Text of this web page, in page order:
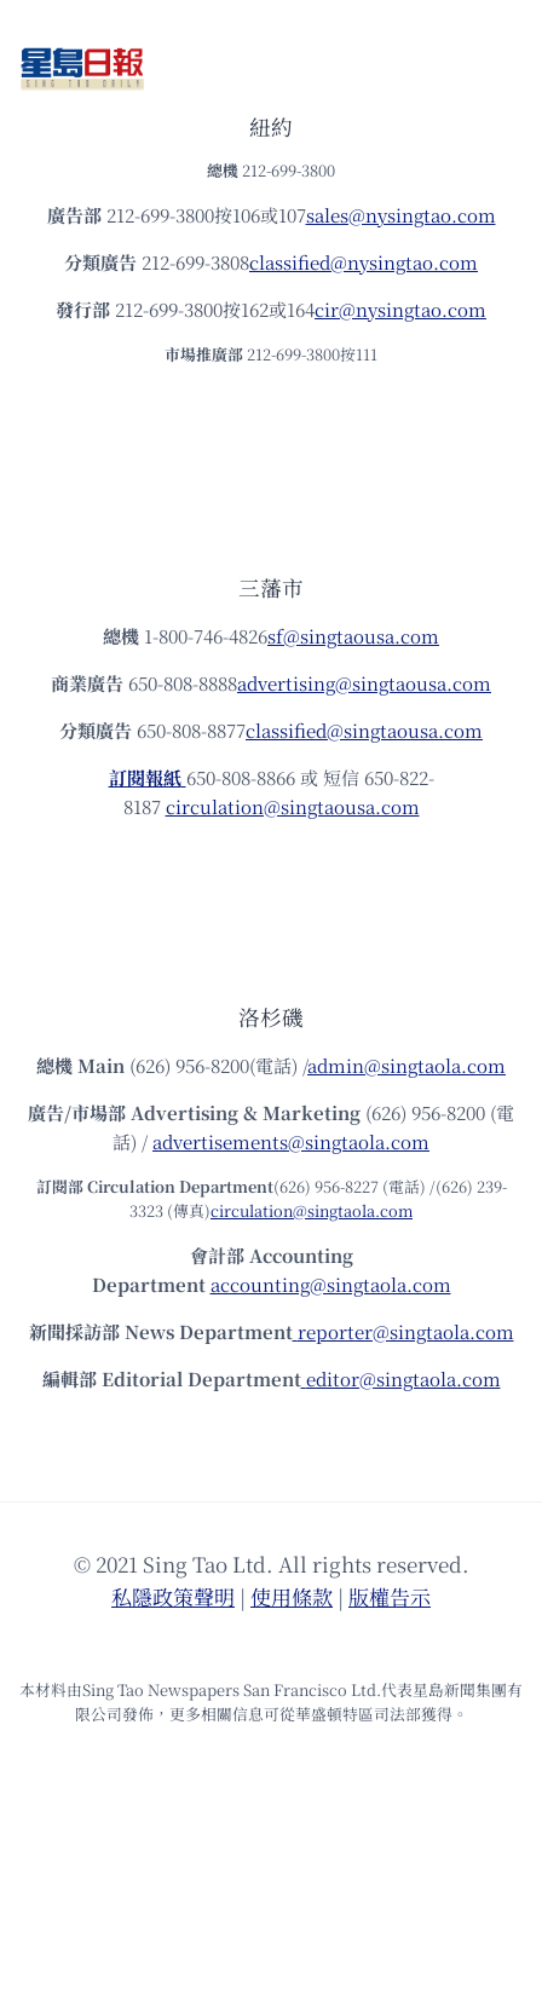
紐約
總機 212-699-3800
廣告部212-699-3800按106或107sales@nysingtao.com
分類廣告 212-699-3808classified@nysingtao.com
發⾏部 212-699-3800按162或164cir@nysingtao.com
市場推廣部 212-699-3800按111
三藩市
總機 1-800-746-4826sf@singtaousa.com
商業廣告 650-808-8888advertising@singtaousa.com
分類廣告 650-808-8877classified@singtaousa.com
訂閱報紙 650-808-8866 或 短信 650-822-
8187circulation@singtaousa.com
洛杉磯
總機Main (626) 956-8200(電話) /admin@singtaola.com
廣告/市場部Advertising & Marketing (626) 956-8200 (電
話) /advertisements@singtaola.com
訂閱部 Circulation Department(626) 956-8227 (電話) /(626) 239-
3323 (傳真)circulation@singtaola.com
會計部 Accounting
Department accounting@singtaola.com
新聞採訪部 News Department reporter@singtaola.com
編輯部 Editorial Department editor@singtaola.com
© 2021 Sing Tao Ltd. All rights reserved.
私隱政策聲明 | 使⽤條款 | 版權告⽰
本材料由Sing Tao Newspapers San Francisco Ltd.代表星島新聞集團有
限公司發佈，更多相關信息可從華盛頓特區司法部獲得。